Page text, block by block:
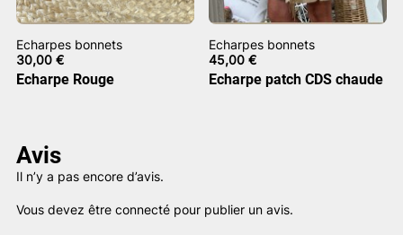
Echarpes bonnets
30,00 €
Echarpe Rouge
Echarpes bonnets
45,00€
Echarpe patch CDS chaude
Avis
Il n’y a pas encore d’avis.
Vous devez être connecté pour publier un avis.